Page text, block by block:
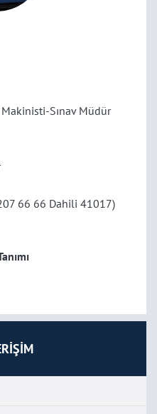
Sınav Müdür
66 66 Dahili 41017)